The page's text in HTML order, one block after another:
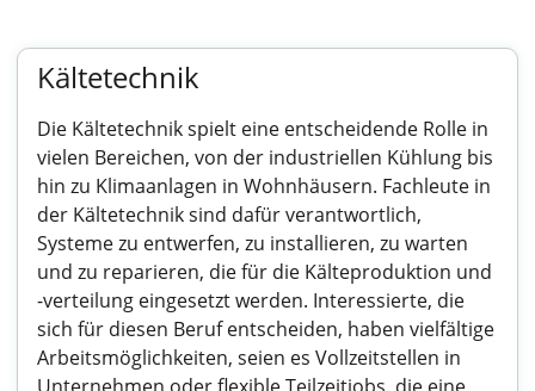
Kältetechnik
Die Kältetechnik spielt eine entscheidende Rolle in
vielen Bereichen, von der industriellen Kühlung bis
hin zu Klimaanlagen in Wohnhäusern. Fachleute in
der Kältetechnik sind dafür verantwortlich,
Systeme zu entwerfen, zu installieren, zu warten
und zu reparieren, die für die Kälteproduktion und
-verteilung eingesetzt werden. Interessierte, die
sich für diesen Beruf entscheiden, haben vielfältige
Arbeitsmöglichkeiten, seien es Vollzeitstellen in